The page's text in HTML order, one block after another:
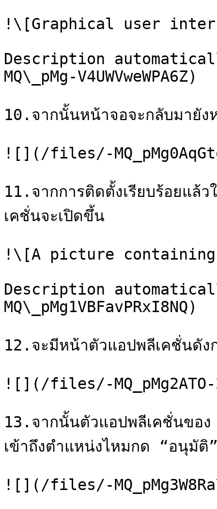
!\[Graphical user
Description
MQ\_pMg-V4UWVweWPA6Z)
10.จากนั้นหน้าจอจะกลับมายั
![](/files/-
11.จากการติดตั้งเรียบร้อยแล้
เคชั่นจะเปิดขึ้น
!\[A picture
Description
MQ\_pMg1VBFavPRxI8NQ)
12.จะมีหน้าตัวแอปพลีเคชั่นดัง
![](/files/-MQ_pMg2ATO-
13.จากนั้นตัวแอปพลีเคชั่นขอ
เข้าถึงตำแหน่งไหมกด “อนุมัติ
![](/files/-